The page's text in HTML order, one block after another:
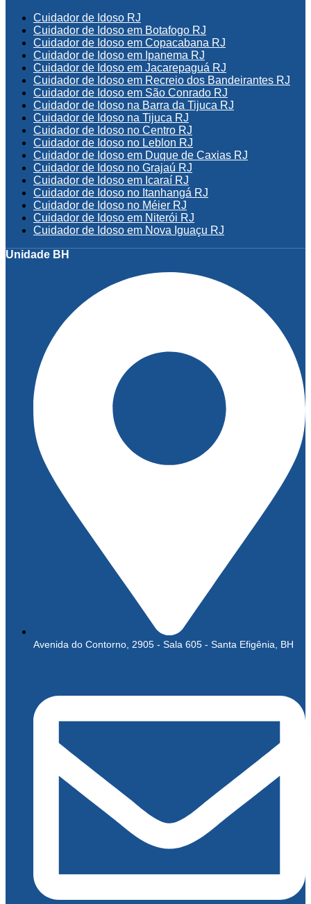
Cuidador de Idoso RJ
Cuidador de Idoso em Botafogo RJ
Cuidador de Idoso em Copacabana RJ
Cuidador de Idoso em Ipanema RJ
Cuidador de Idoso em Jacarepaguá RJ
Cuidador de Idoso em Recreio dos Bandeirantes RJ
Cuidador de Idoso em São Conrado RJ
Cuidador de Idoso na Barra da Tijuca RJ
Cuidador de Idoso na Tijuca RJ
Cuidador de Idoso no Centro RJ
Cuidador de Idoso no Leblon RJ
Cuidador de Idoso em Duque de Caxias RJ
Cuidador de Idoso no Grajaú RJ
Cuidador de Idoso em Icaraí RJ
Cuidador de Idoso no Itanhangá RJ
Cuidador de Idoso no Méier RJ
Cuidador de Idoso em Niterói RJ
Cuidador de Idoso em Nova Iguaçu RJ
Unidade BH
Avenida do Contorno, 2905 - Sala 605 - Santa Efigênia, BH